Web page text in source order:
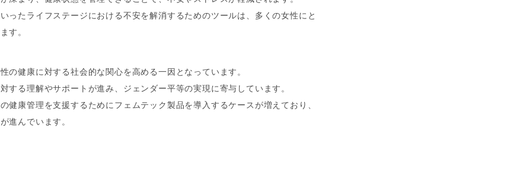
ったライフステージにおける不安を解消するためのツールは、多くの女性にと
す。
の健康に対する社会的な関心を高める一因となっています。
する理解やサポートが進み、ジェンダー平等の実現に寄与しています。
健康管理を支援するためにフェムテック製品を導入するケースが増えており、
進んでいます。